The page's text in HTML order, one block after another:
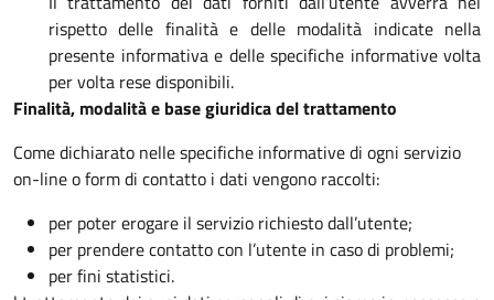
rispetto delle finalità e delle modalità indicate nella
presente informativa e delle specifiche informative volta
per volta rese disponibili.
Finalità, modalità e base giuridica del trattamento
Come dichiarato nelle specifiche informative di ogni servizio
on-line o form di contatto i dati vengono raccolti:
per poter erogare il servizio richiesto dall’utente;
per prendere contatto con l’utente in caso di problemi;
per fini statistici.